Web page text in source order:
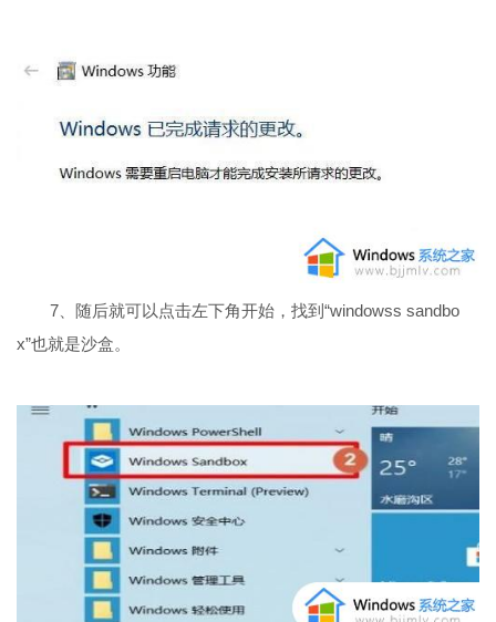
7、随后就可以点击左下角开始，找到“windowss sandbo
x”也就是沙盒。